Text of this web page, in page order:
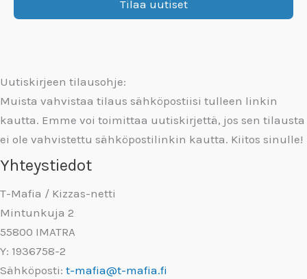
Uutiskirjeen tilausohje:
Muista vahvistaa tilaus sähköpostiisi tulleen linkin
kautta. Emme voi toimittaa uutiskirjettä, jos sen tilausta
ei ole vahvistettu sähköpostilinkin kautta. Kiitos sinulle!
Yhteystiedot
T-Mafia / Kizzas-netti
Mintunkuja 2
55800 IMATRA
Y: 1936758-2
Sähköposti: t-mafia@t-mafia.fi